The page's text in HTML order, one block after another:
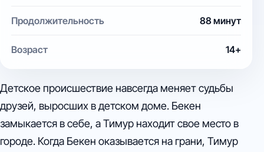
Продолжительность 88 минут
Возраст 14+
Детское происшествие навсегда меняет судьбы
друзей, выросших в детском доме. Бекен
замыкается в себе, а Тимур находит свое место в
городе. Когда Бекен оказывается на грани, Тимур